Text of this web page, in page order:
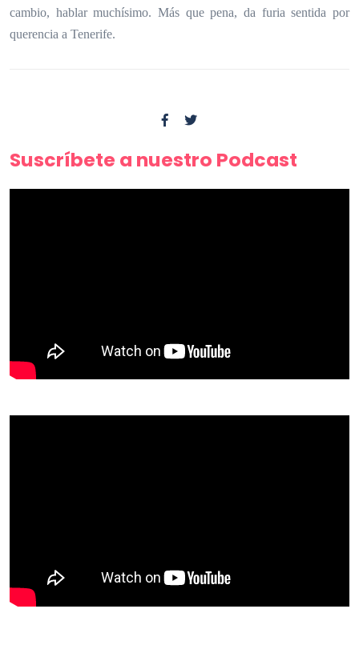
cambio, hablar muchísimo. Más que pena, da furia sentida por
querencia a Tenerife.
Suscríbete a nuestro Podcast